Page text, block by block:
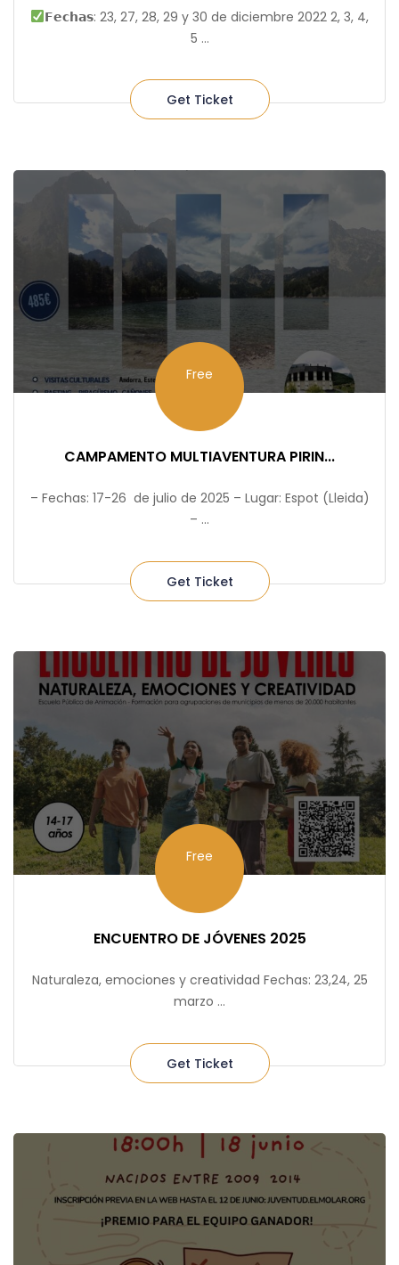
𝗙𝗲𝗰𝗵𝗮𝘀: 23, 27, 28, 29 y 30 de diciembre 2022⁣⁠ 2, 3, 4,
5 ...
Get Ticket
Free
CAMPAMENTO MULTIAVENTURA PIRIN...
– Fechas: 17-26 de julio de 2025 – Lugar: Espot (Lleida)
– ...
Get Ticket
Free
ENCUENTRO DE JÓVENES 2025
Naturaleza, emociones y creatividad Fechas: 23,24, 25
marzo ...
Get Ticket